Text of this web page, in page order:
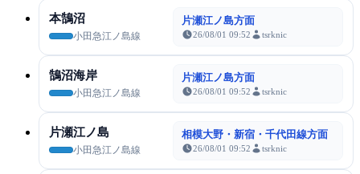
本鵠沼
小田急江ノ島線
片瀬江ノ島方面
26/08/01 09:52 tsrknic
鵠沼海岸
小田急江ノ島線
片瀬江ノ島方面
26/08/01 09:52 tsrknic
片瀬江ノ島
小田急江ノ島線
相模大野・新宿・千代田線方面
26/08/01 09:52 tsrknic